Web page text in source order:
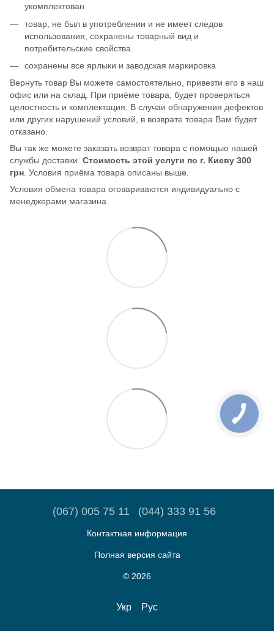
укомплектован
товар, не был в употреблении и не имеет следов
использования, сохранены товарный вид и
потребительские свойства.
сохранены все ярлыки и заводская маркировка
Вернуть товар Вы можете самостоятельно, привезти его в наш
офис или на склад. При приёме товара, будет проверяться
целостность и комплектация. В случаи обнаружения дефектов
или других нарушений условий, в возврате товара Вам будет
отказано.
Вы так же можете заказать возврат товара с помощью нашей
службы доставки. Стоимость этой услуги по г. Киеву 300
грн. Условия приёма товара описаны выше.
Условия обмена товара оговариваются индивидуально с
менеджерами магазина.
(067) 005 75 11 (044) 333 91 56
Контактная информация
Полная версия сайта
© 2026
Укр Рус